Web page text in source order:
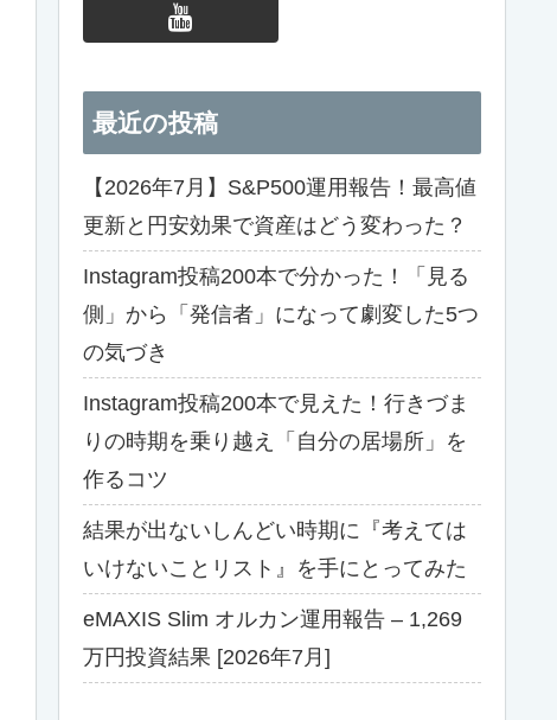
最近の投稿
【2026年7月】S&P500運用報告！最高値
更新と円安効果で資産はどう変わった？
Instagram投稿200本で分かった！「見る
側」から「発信者」になって劇変した5つ
の気づき
Instagram投稿200本で見えた！行きづま
りの時期を乗り越え「自分の居場所」を
作るコツ
結果が出ないしんどい時期に『考えては
いけないことリスト』を手にとってみた
eMAXIS Slim オルカン運用報告 – 1,269
万円投資結果 [2026年7月]